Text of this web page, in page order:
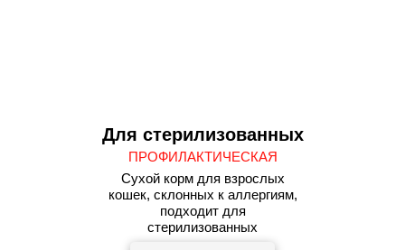
Для стерилизованных
Сухой корм для взрослых
кошек, склонных к аллергиям,
подходит для
стерилизованных
ПРОФИЛАКТИЧЕСКАЯ